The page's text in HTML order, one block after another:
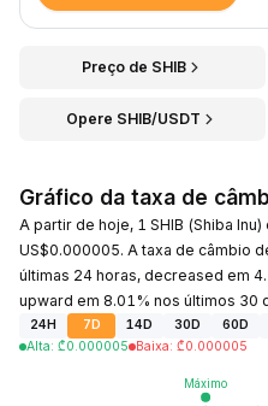
Preço de SHIB
Opere SHIB/USDT
Gráfico da taxa de
A partir de hoje, 1 SHIB (Shiba
US$0.000005. A taxa de câmbio
últimas 24 horas, decreased em
upward em 8.01% nos últimos 30
24H 7D 14D 30D 60D
Alta: ₾0.000005 Baixa: ₾0.000005